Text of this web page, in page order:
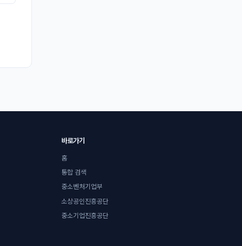
바로가기
홈
통합 검색
중소벤처기업부
소상공인진흥공단
중소기업진흥공단